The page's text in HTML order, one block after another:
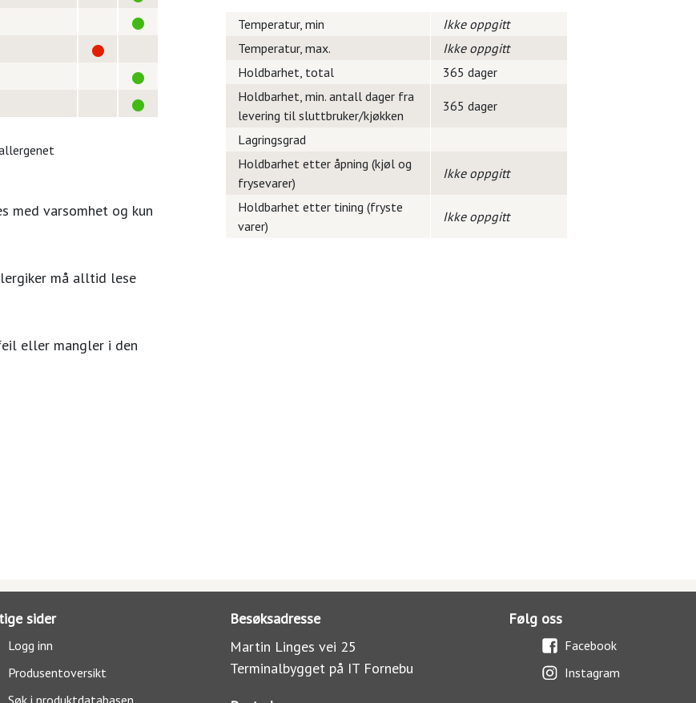
med varsomhet og kun
må alltid lese
eller mangler i den
Temperatur, min
Ikke oppgitt
Temperatur, max.
Ikke oppgitt
Holdbarhet, total
365 dager
Holdbarhet, min. antall dager fra
levering til sluttbruker/kjøkken
365 dager
Lagringsgrad
Holdbarhet etter åpning (kjøl og
frysevarer)
Ikke oppgitt
Holdbarhet etter tining (fryste
varer)
Ikke oppgitt
sider
Logg inn
Produsentoversikt
Søk i produktdatabasen
Besøksadresse
Martin Linges vei 25
Terminalbygget på IT Fornebu
Følg oss
Facebook
Instagram